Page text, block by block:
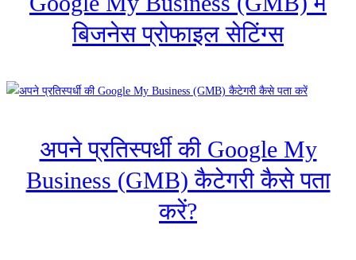
बिजनेस प्रोफाइल सेटिंग्स
अपने प्रतिस्पर्धी की Google My
Business (GMB) कैटेगरी कैसे पता
करें?